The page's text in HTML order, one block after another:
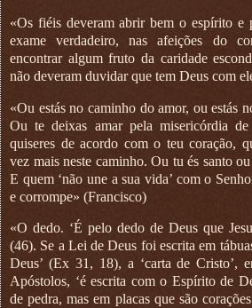
«Os fiéis deveram abrir bem o espírito e
exame verdadeiro, nas afeições do
encontrar algum fruto da caridade
não deveram duvidar que tem Deus com
«Ou estás no caminho do amor, ou estás
Ou te deixas amar pela misericórdia
quiseres de acordo com o teu coração,
vez mais neste caminho. Ou tu és santo
E quem ‘não une a sua vida’ com o
e corrompe» (Francisco)
«O dedo. ‘É pelo dedo de Deus que
(46). Se a Lei de Deus foi escrita em
Deus’ (Ex 31, 18), a ‘carta de Cristo’,
Apóstolos, ‘é escrita com o Espírito de
de pedra, mas em placas que são